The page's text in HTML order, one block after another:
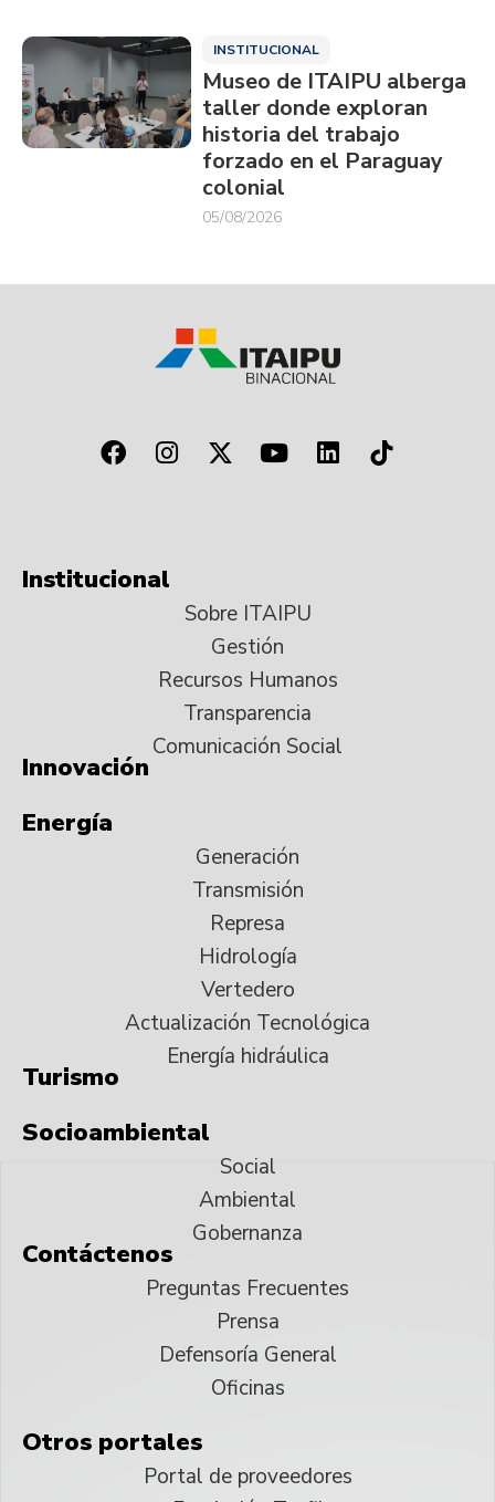
INSTITUCIONAL
Museo de ITAIPU alberga
taller donde exploran
historia del trabajo
forzado en el Paraguay
colonial
05/08/2026
Institucional
Sobre ITAIPU
Gestión
Recursos Humanos
Transparencia
Comunicación Social
Innovación
Energía
Generación
Transmisión
Represa
Hidrología
Vertedero
Actualización Tecnológica
Energía hidráulica
Turismo
Socioambiental
Social
Ambiental
Gobernanza
Contáctenos
Preguntas Frecuentes
Prensa
Defensoría General
Oficinas
Otros portales
Portal de proveedores